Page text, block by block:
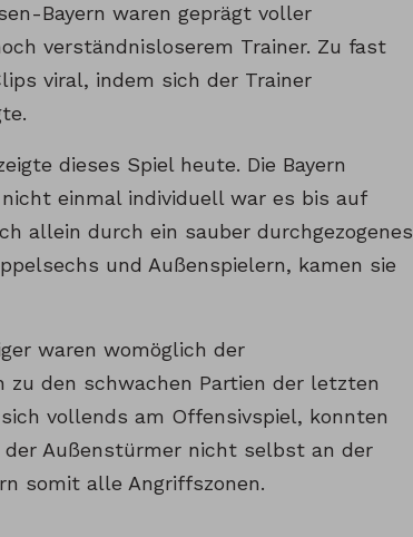
Bayern waren geprägt voller
verständnisloserem Trainer. Zu fast
viral, indem sich der Trainer
dieses Spiel heute. Die Bayern
einmal individuell war es bis auf
allein durch ein sauber durchgezogenes
und Außenspielern, kamen sie
waren womöglich der
zu den schwachen Partien der letzten
vollends am Offensivspiel, konnten
Außenstürmer nicht selbst an der
somit alle Angriffszonen.